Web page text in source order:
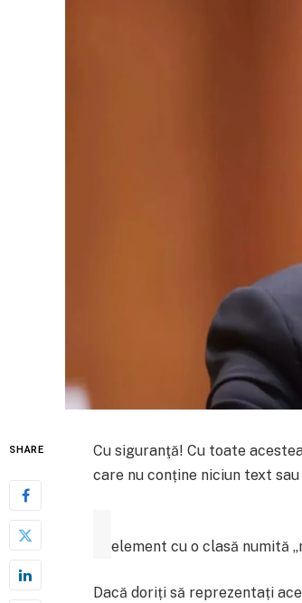
SHARE
Cu siguranţă! Cu toate
care nu conține niciun text
element cu o clasă numită
Dacă doriți să reprezentați